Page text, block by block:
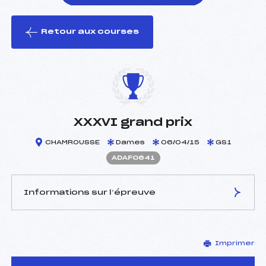
le ski
Retour aux courses
XXXVI grand prix
CHAMROUSSE Dames 06/04/15 GS1
ADAF0641
Informations sur l’épreuve
HEBERT JEAN MARC (DA)
Arbitre :
ALLIBE CEDRIC (DA)
Imprimer